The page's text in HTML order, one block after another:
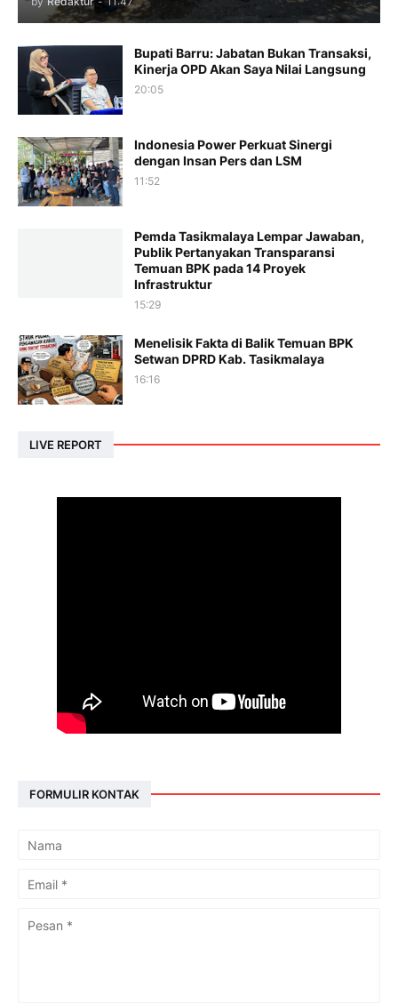
Bupati Barru: Jabatan Bukan Transaksi,
Kinerja OPD Akan Saya Nilai Langsung
20:05
Indonesia Power Perkuat Sinergi
dengan Insan Pers dan LSM
11:52
Pemda Tasikmalaya Lempar Jawaban,
Publik Pertanyakan Transparansi
Temuan BPK pada 14 Proyek
Infrastruktur
15:29
Menelisik Fakta di Balik Temuan BPK
Setwan DPRD Kab. Tasikmalaya
16:16
LIVE REPORT
FORMULIR KONTAK